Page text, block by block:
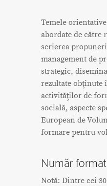
Temele
abordate de către
scrierea
management de
strategic,
rezultate obţinute
activităţilor de
socială, aspecte
European de
formare pentru
Număr
Notă: Dintre cei